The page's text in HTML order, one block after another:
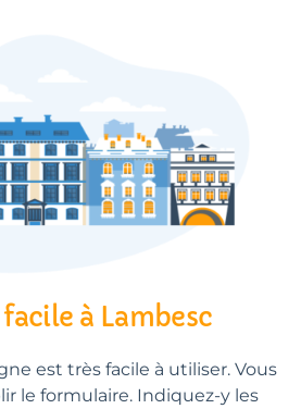
à Lambesc
est très facile à utiliser. Vous
le formulaire. Indiquez-y les